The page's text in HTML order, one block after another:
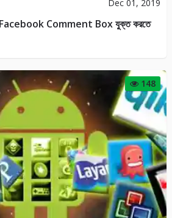
Dec 01, 2019
Facebook Comment Box যুক্ত করতে
148